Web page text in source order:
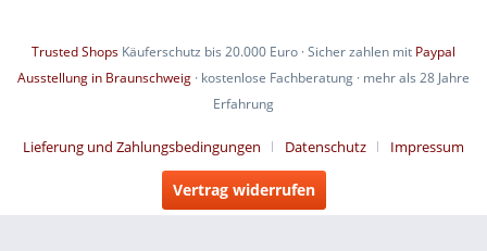
Trusted Shops Käuferschutz bis 20.000 Euro · Sicher zahlen mit Paypal
Ausstellung in Braunschweig · kostenlose Fachberatung · mehr als 28 Jahre
Erfahrung
Lieferung und Zahlungsbedingungen Datenschutz Impressum
Vertrag widerrufen